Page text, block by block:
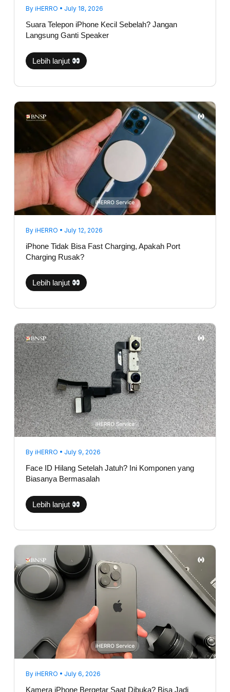
By iHERRO • July 18, 2026
Suara Telepon iPhone Kecil Sebelah? Jangan
Langsung Ganti Speaker
Lebih lanjut
By iHERRO • July 12, 2026
iPhone Tidak Bisa Fast Charging, Apakah Port
Charging Rusak?
Tidak
Bisa
Charging,
Apakah
Port
Charging
Rusak?
Lebih lanjut
By iHERRO • July 9, 2026
Face ID Hilang Setelah Jatuh? Ini Komponen yang
Biasanya Bermasalah
Face
ID
Hilang
Setelah
Jatuh?
Ini
Komponen
yang
Biasanya
Bermasalah
Lebih lanjut
By iHERRO • July 6, 2026
Kamera iPhone Bergetar Saat Dibuka? Bisa Jadi
Kamera
iPhone
Bergetar
Saat
Dibuka?
Jadi
Bukan
Karena